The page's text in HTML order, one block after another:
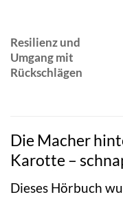
Resilienz und
Umgang mit
Rückschlägen
Die Macher
Karotte –
Dieses Hörbuch